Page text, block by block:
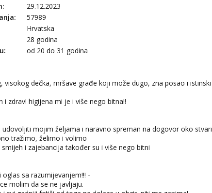
29.12.2023
57989
Hrvatska
28 godina
od 20 do 31 godina
visokog dečka, mršave građe koji može dugo, zna posao i istinski
i zdrav! higijena mi je i više nego bitna!!
udovoljiti mojim željama i naravno spreman na dogovor oko stvari
tražimo, želimo i volimo
i zajebancija također su i više nego bitni
oglas sa razumijevanjem!!! -
molim da se ne javljaju.